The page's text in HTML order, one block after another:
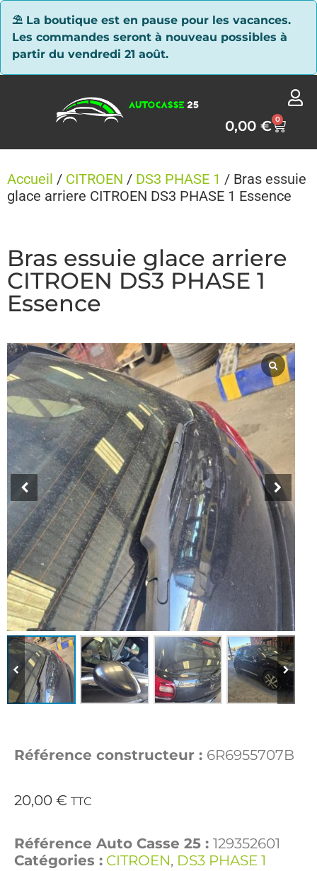
⛱ La boutique est en pause pour les vacances.
Les commandes seront à nouveau possibles à
partir du vendredi 21 août.
0,00€ 0
Accueil / CITROEN / DS3 PHASE 1 / Bras essuie
glace arriere CITROEN DS3 PHASE 1 Essence
Bras essuie glace arriere
CITROEN DS3 PHASE 1
Essence
Référence constructeur : 6R6955707B
20,00 € TTC
Référence Auto Casse 25 : 129352601
Catégories : CITROEN, DS3 PHASE 1
Panneau de gestion des cookies